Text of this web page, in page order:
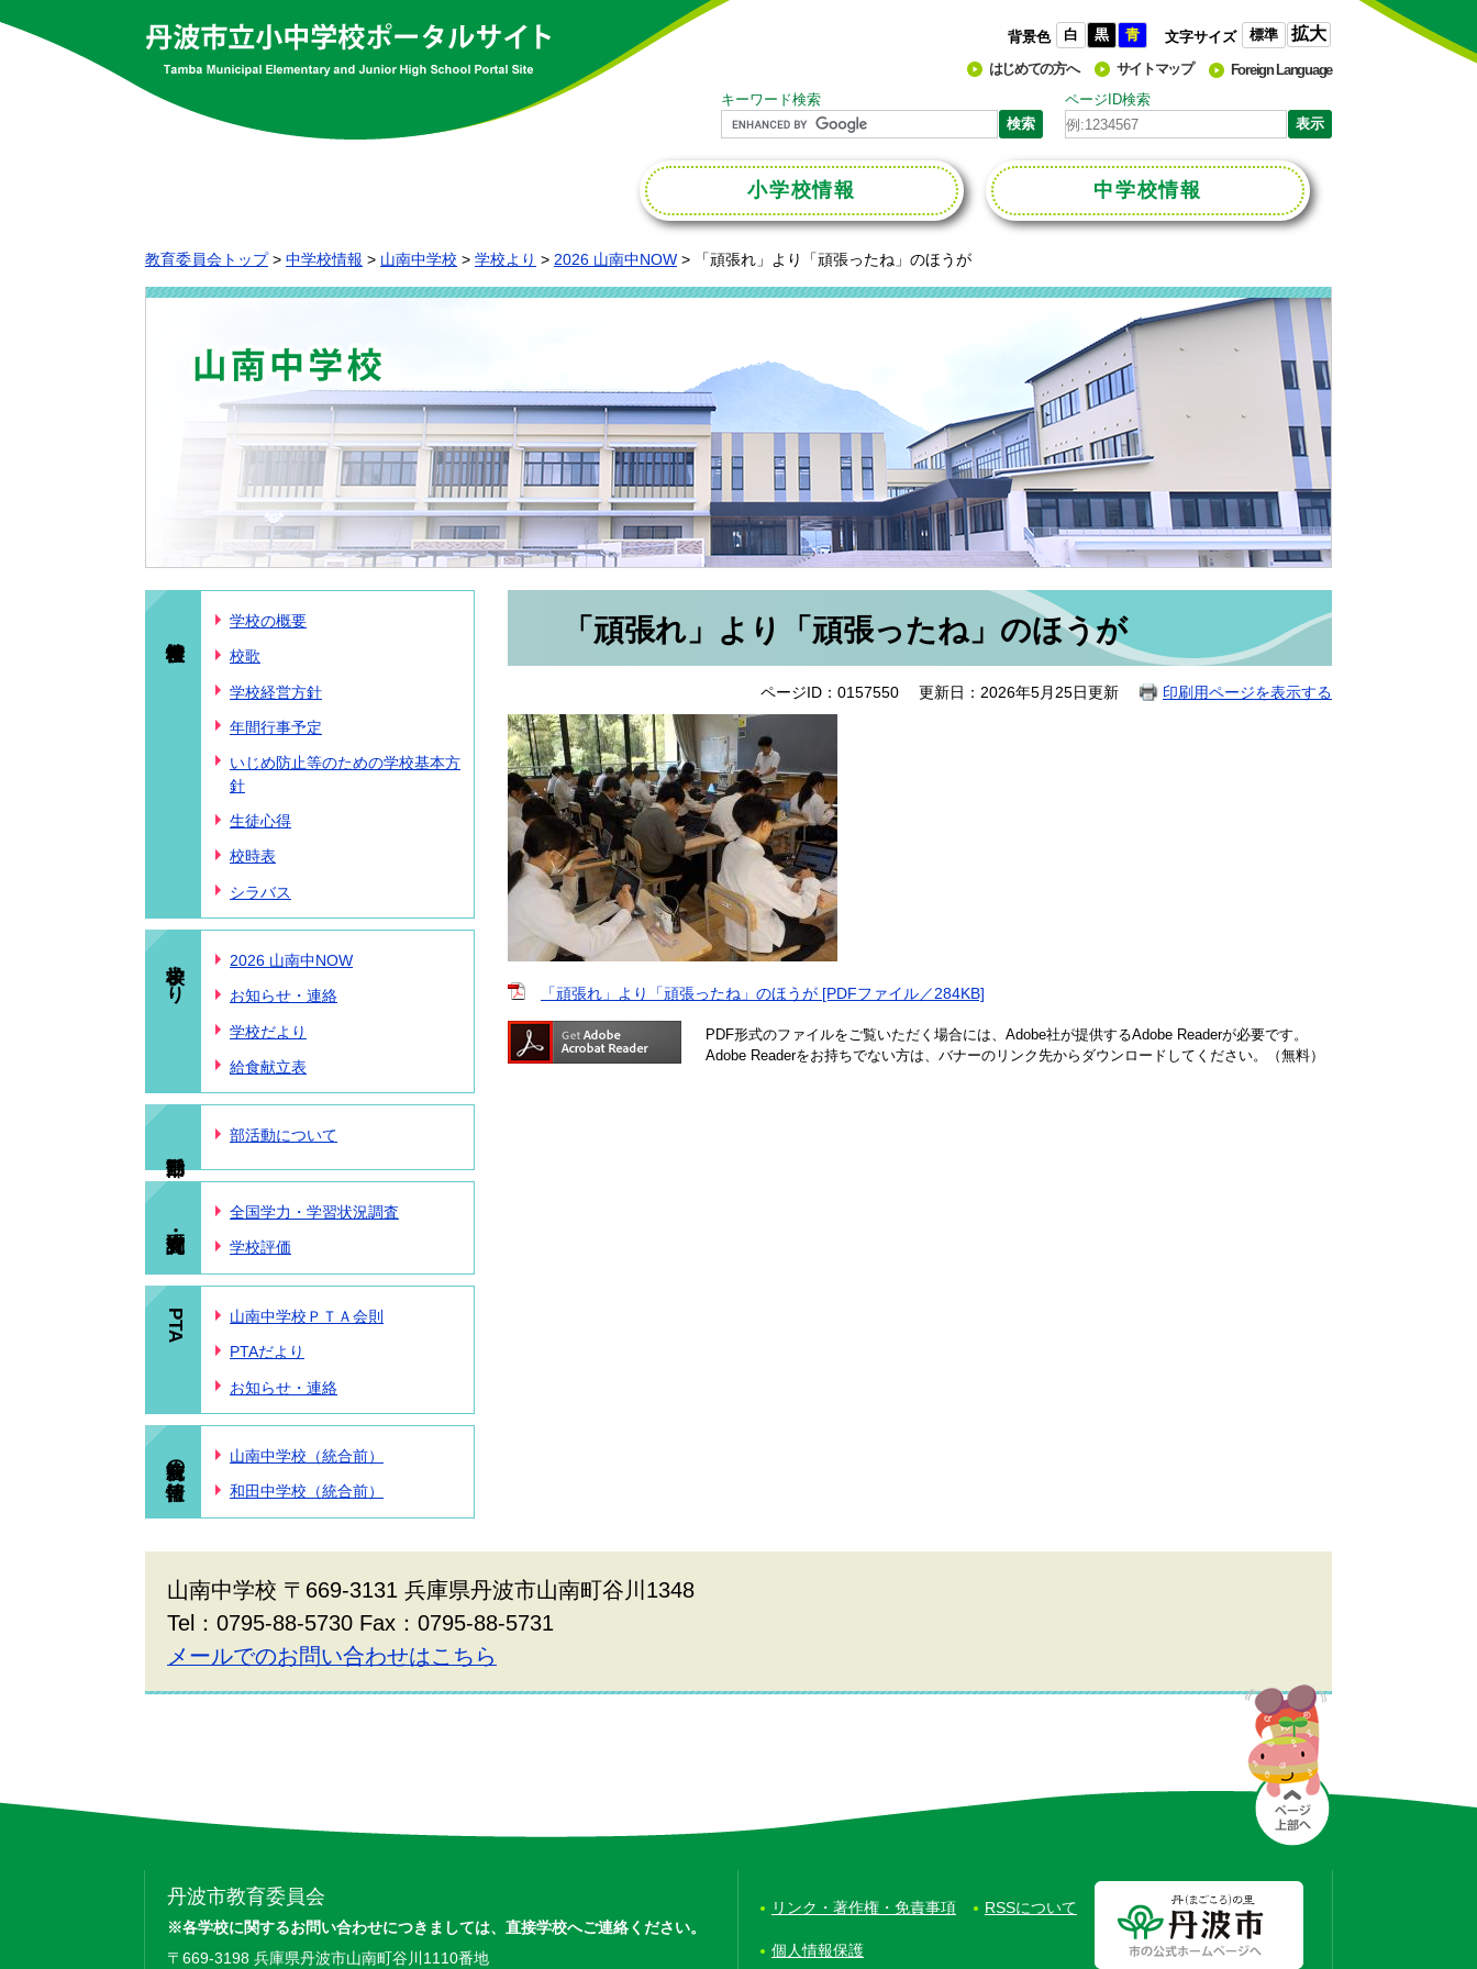
背景色 白 黒 青 文字サイズ 標準 拡大
はじめての方へ サイトマップ
Foreign Language
キーワード検索
ページID検索
小学校情報 中学校情報
教育委員会トップ > 中学校情報 > 山南中学校 > 学校より > 2026 山南中NOW > 「頑張れ」より「頑張ったね」のほうが
学校の概要
校歌
学校経営方針
年間行事予定
いじめ防止等のための学校基本方
針
生徒心得
校時表
シラバス
学校より 2026 山南中NOW
お知らせ・連絡
学校だより
給食献立表
部活動について
全国学力・学習状況調査
学校評価
PTA 山南中学校ＰＴＡ会則
PTAだより
お知らせ・連絡
統合前の情報 山南中学校（統合前）
和田中学校（統合前）
「頑張れ」より「頑張ったね」のほうが
ページID：0157550 更新日：2026年5月25日更新 印刷用ページを表示する
「頑張れ」より「頑張ったね」のほうが [PDFファイル／284KB]
PDF形式のファイルをご覧いただく場合には、Adobe社が提供するAdobe Readerが必要です。
Adobe Readerをお持ちでない方は、バナーのリンク先からダウンロードしてください。（無料）
山南中学校 〒669-3131 兵庫県丹波市山南町谷川1348
Tel：0795-88-5730 Fax：0795-88-5731
メールでのお問い合わせはこちら
丹波市教育委員会
※各学校に関するお問い合わせにつきましては、 直接学校へご連絡ください。
〒669-3198 兵庫県丹波市山南町谷川1110番地
リンク・著作権・免責事項 RSSについて
個人情報保護